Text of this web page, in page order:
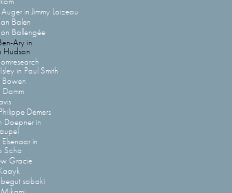
Auger in Jimmy Loizeau
Balen
Ballengée
Ary in
Hudson
in Paul Smith
Bowen
Damm
Demers
Doepner in
in
Scha
Gracie
sobaki